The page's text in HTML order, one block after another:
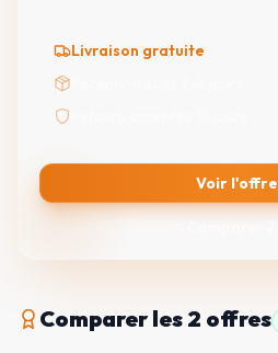
Livraison gratuite
Voir l'offre
Comparerles 2 offres